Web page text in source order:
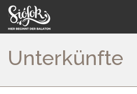
Unterkünfte